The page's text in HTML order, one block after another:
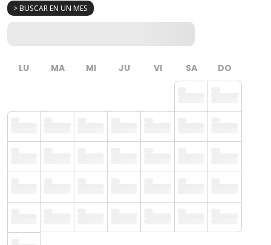
> BUSCAR EN UN MES
LU MA MI JU VI SA DO